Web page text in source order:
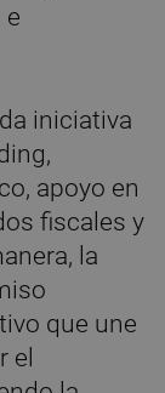
e
iniciativa
apoyo en
fiscales y
la
que une
el